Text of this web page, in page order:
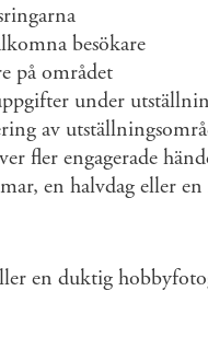
besökare
på området
under
av
fler engagerade
en halvdag eller en
en duktig